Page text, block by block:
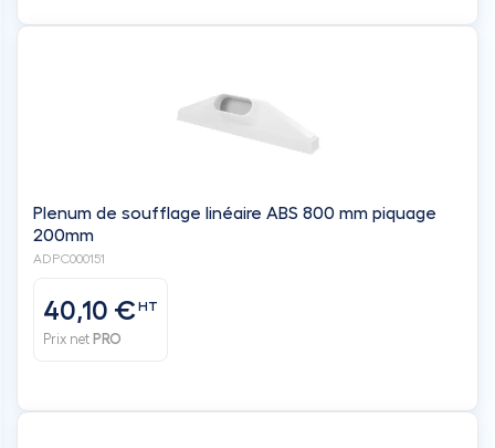
Plenum de soufflage linéaire ABS 800 mm piquage
200mm
ADPC000151
40,10 €HT
Prix net PRO